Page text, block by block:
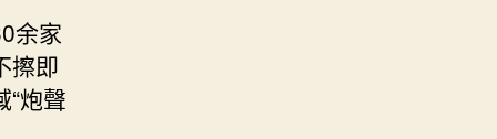
余家
擦即
“炮聲